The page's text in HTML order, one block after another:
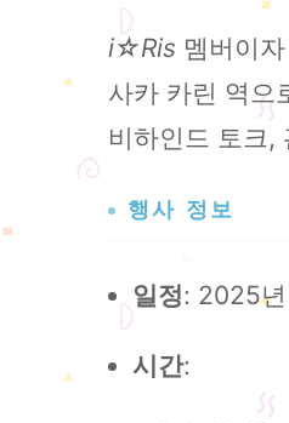
i☆Ris 멤버이
사카 카린 역으
비하인드 토크,
행사 정보
일정: 2025
시간: